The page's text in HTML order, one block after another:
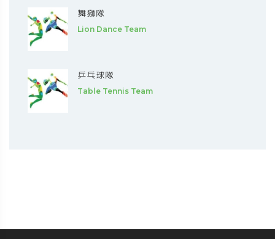
舞獅隊
Lion Dance Team
乒乓球隊
Table Tennis Team